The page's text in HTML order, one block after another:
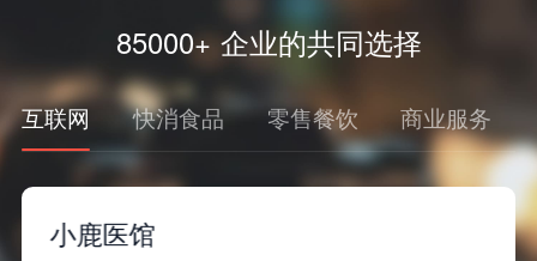
85000+ 企业的共同选择
互联网 快消食品 零售餐饮 商业服务
小鹿医馆